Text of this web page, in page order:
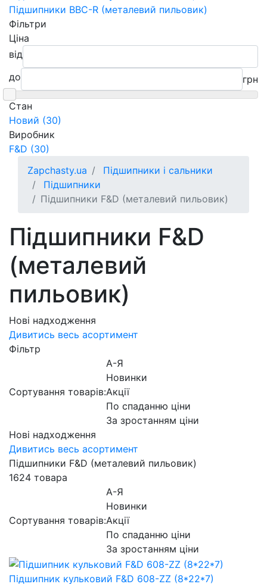
Підшипники BBC-R (металевий пильовик)
Фільтри
Ціна
від
до
грн
Cтан
Новий (30)
Виробник
F&D (30)
Zapchasty.ua
Підшипники і сальники
Підшипники
Підшипники F&D (металевий пильовик)
Підшипники F&D
(металевий
пильовик)
Нові надходження
Дивитись весь асортимент
Фільтр
Сортування товарів:
А-Я
Новинки
Акції
По спаданню ціни
За зростанням ціни
Нові надходження
Дивитись весь асортимент
Підшипники F&D (металевий пильовик)
1624 товара
Сортування товарів:
А-Я
Новинки
Акції
По спаданню ціни
За зростанням ціни
Підшипник кульковий F&D 608-ZZ (8*22*7)